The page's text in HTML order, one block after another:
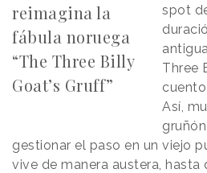
reimagina la
fábula noruega
“The Three Billy
Goat’s Gruff”
spot
Three
Así,
gestionar el paso en un viejo
vive de manera austera, hasta